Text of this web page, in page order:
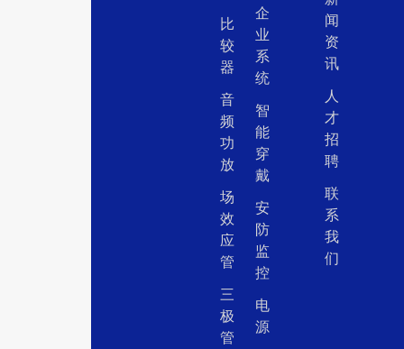
比
较
器
音
频
功
放
场
效
应
管
三
极
管
企
业
系
统
智
能
穿
戴
安
防
监
控
电
源
闻
资
讯
人
才
招
聘
联
系
我
们